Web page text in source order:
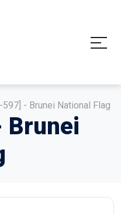
597] - Brunei National Flag
Brunei